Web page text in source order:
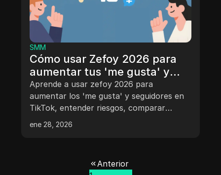
SMM
Cómo usar Zefoy 2026 para
aumentar tus 'me gusta' y
seguidores en TikTok
Aprende a usar zefoy 2026 para
aumentar los 'me gusta' y seguidores en
TikTok, entender riesgos, comparar
herramientas y aplicar estrategias de
crecimiento más seguras para el éxito a
ene 28, 2026
Anterior